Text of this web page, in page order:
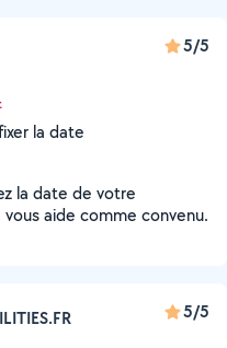
5/5
la date
la date de votre
aide comme convenu.
5/5